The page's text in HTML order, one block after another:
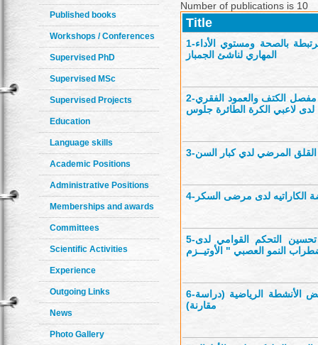
Published books
Workshops / Conferences
Supervised PhD
Supervised MSc
Supervised Projects
Education
Language skills
Academic Positions
Administrative Positions
Memberships and awards
Committees
Scientific Activities
Experience
Outgoing Links
News
Photo Gallery
Number of publications is 10
Title
1-بالصحة ومستوي الأداء
المهاري لناشئ الجمباز
2-مفصل الكتف والعمود الفقري
لدى لاعبي الكرة الطائرة جلوس
3-المرضي لدي كبار السن
4-الكاراتيه لدى مرضى السكر
5-تحسين التحكم القوامي لدى
6-الأنشطة الرياضية (دراسة
مقارنة)